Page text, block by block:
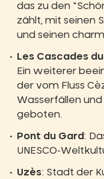
das zu den
zählt, mit seinen
und seinen
Les Cascades
Ein weiterer
der vom Fluss
Wasserfällen und
geboten.
Pont du Gard :
UNESCO-
Uzès: Stadt der